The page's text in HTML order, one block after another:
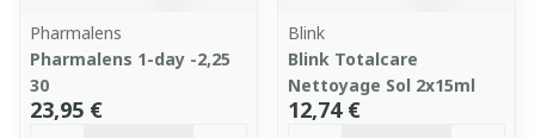
Pharmalens
Pharmalens 1-day -2,25
30
23,95 €
Blink
Blink Totalcare
Nettoyage Sol 2x15ml
12,74 €